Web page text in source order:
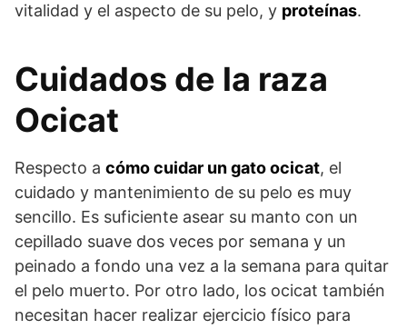
vitalidad y el aspecto de su pelo, y proteínas.
Cuidados de la raza
Ocicat
Respecto a cómo cuidar un gato ocicat, el
cuidado y mantenimiento de su pelo es muy
sencillo. Es suficiente asear su manto con un
cepillado suave dos veces por semana y un
peinado a fondo una vez a la semana para quitar
el pelo muerto. Por otro lado, los ocicat también
necesitan hacer realizar ejercicio físico para